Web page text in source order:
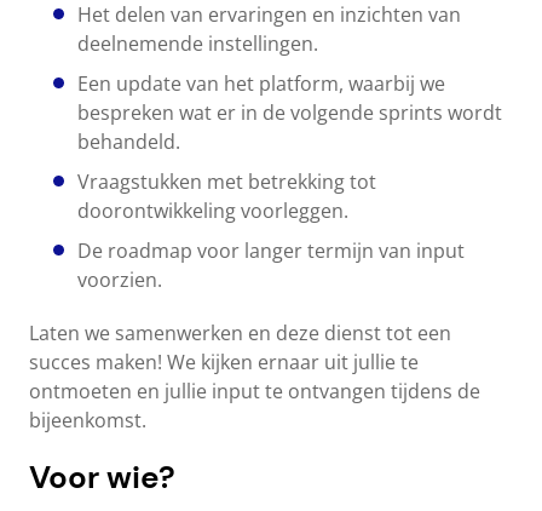
Het delen van ervaringen en inzichten van
deelnemende instellingen.
Een update van het platform, waarbij we
bespreken wat er in de volgende sprints wordt
behandeld.
Vraagstukken met betrekking tot
doorontwikkeling voorleggen.
De roadmap voor langer termijn van input
voorzien.
Laten we samenwerken en deze dienst tot een
succes maken! We kijken ernaar uit jullie te
ontmoeten en jullie input te ontvangen tijdens de
bijeenkomst.
Voor wie?